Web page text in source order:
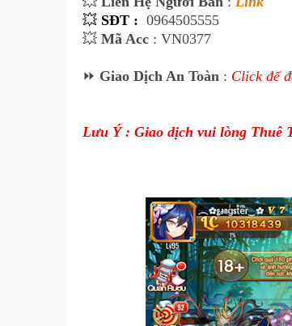
💥 SĐT : 0964505555
💥 Mã Acc : VN0377
⏩ Giao Dịch An Toàn : Click để
Lưu Ý : Giao dịch vui lòng Thuê